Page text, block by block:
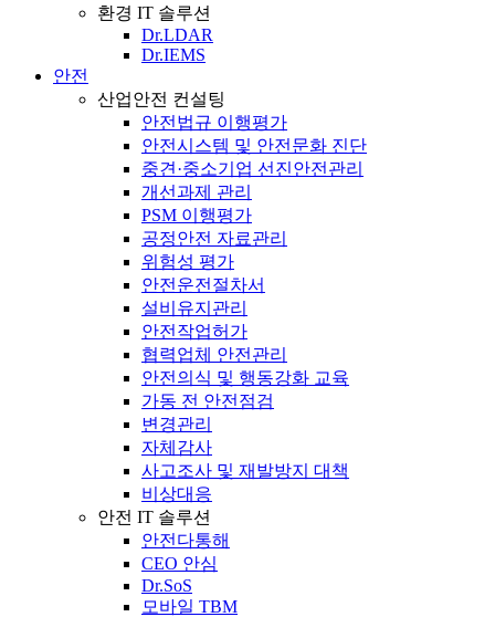
환경 IT 솔루션
Dr.LDAR
Dr.IEMS
안전
산업안전 컨설팅
안전법규 이행평가
안전시스템 및 안전문화 진단
중견·중소기업 선진안전관리
개선과제 관리
PSM 이행평가
공정안전 자료관리
위험성 평가
안전운전절차서
설비유지관리
안전작업허가
협력업체 안전관리
안전의식 및 행동강화 교육
가동 전 안전점검
변경관리
자체감사
사고조사 및 재발방지 대책
비상대응
안전 IT 솔루션
안전다통해
CEO 안심
Dr.SoS
모바일 TBM